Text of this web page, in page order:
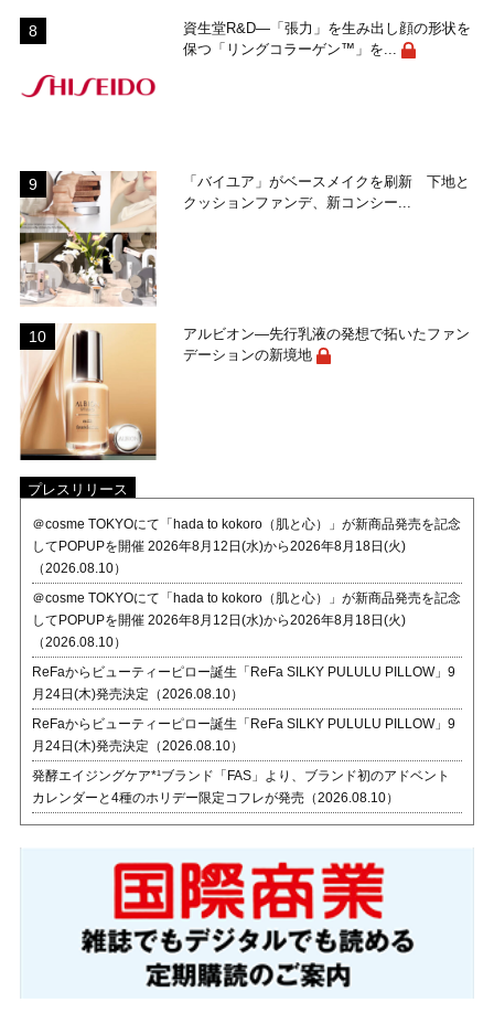
資生堂R&D―「張力」を生み出し顔の形状を
保つ「リングコラーゲン™」を...
「バイユア」がベースメイクを刷新 下地と
クッションファンデ、新コンシー...
アルビオン―先行乳液の発想で拓いたファン
デーションの新境地
プレスリリース
＠cosme TOKYOにて「hada to kokoro（肌と心）」が新商品発売を記念
してPOPUPを開催 2026年8月12日(水)から2026年8月18日(火)
（2026.08.10）
＠cosme TOKYOにて「hada to kokoro（肌と心）」が新商品発売を記念
してPOPUPを開催 2026年8月12日(水)から2026年8月18日(火)
（2026.08.10）
ReFaからビューティーピロー誕生「ReFa SILKY PULULU PILLOW」9
月24日(木)発売決定（2026.08.10）
ReFaからビューティーピロー誕生「ReFa SILKY PULULU PILLOW」9
月24日(木)発売決定（2026.08.10）
発酵エイジングケア*¹ブランド「FAS」より、ブランド初のアドベント
カレンダーと4種のホリデー限定コフレが発売（2026.08.10）